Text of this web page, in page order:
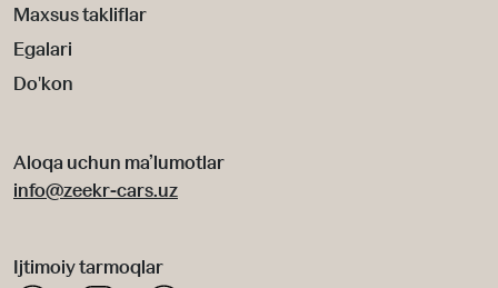
Maxsus takliflar
Egalari
Do'kon
Aloqa uchun ma’lumotlar
info@zeekr-cars.uz
Ijtimoiy tarmoqlar